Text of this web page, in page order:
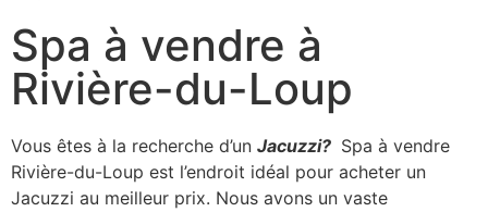
Spa à vendre à
Rivière-du-Loup
Vous êtes à la recherche d’un Jacuzzi? Spa à vendre
Rivière-du-Loup est l’endroit idéal pour acheter un
Jacuzzi au meilleur prix. Nous avons un vaste